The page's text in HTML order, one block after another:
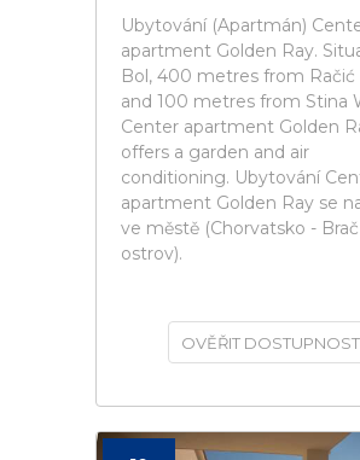
Ubytování (Apartmán)
apartment Golden Ray.
Bol, 400 metres from Račić
and 100 metres from Stina
Center apartment Golden
offers a garden and air
conditioning. Ubytování
apartment Golden Ray se
ve městě (Chorvatsko - Brač
ostrov).
OVĚŘIT DOSTUPNOST